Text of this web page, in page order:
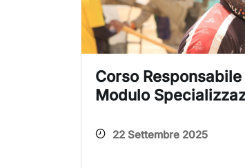
Corso
Modulo
22 Settembre 2025